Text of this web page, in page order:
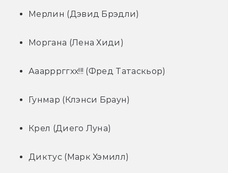
Мерлин (Дэвид Брэдли)
Моргана (Лена Хиди)
Ааарррггхх!!! (Фред Татаскьор)
Гунмар (Клэнси Браун)
Крел (Диего Луна)
Диктус (Марк Хэмилл)